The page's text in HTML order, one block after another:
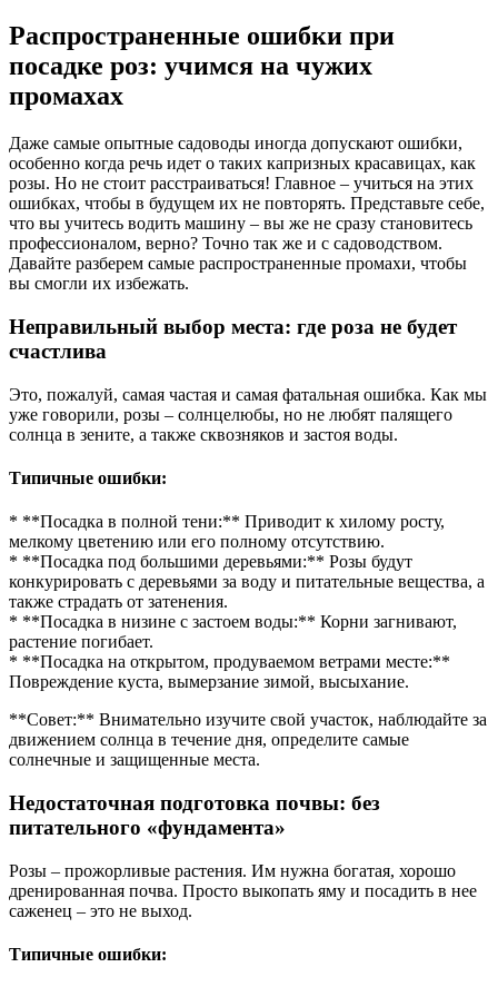
Распространенные ошибки при
посадке роз: учимся на чужих
промахах
Даже самые опытные садоводы иногда допускают ошибки,
особенно когда речь идет о таких капризных красавицах, как
розы. Но не стоит расстраиваться! Главное – учиться на этих
ошибках, чтобы в будущем их не повторять. Представьте себе,
что вы учитесь водить машину – вы же не сразу становитесь
профессионалом, верно? Точно так же и с садоводством.
Давайте разберем самые распространенные промахи, чтобы
вы смогли их избежать.
Неправильный выбор места: где роза не будет
счастлива
Это, пожалуй, самая частая и самая фатальная ошибка. Как мы
уже говорили, розы – солнцелюбы, но не любят палящего
солнца в зените, а также сквозняков и застоя воды.
Типичные ошибки:
* **Посадка в полной тени:** Приводит к хилому росту,
мелкому цветению или его полному отсутствию.
* **Посадка под большими деревьями:** Розы будут
конкурировать с деревьями за воду и питательные вещества, а
также страдать от затенения.
* **Посадка в низине с застоем воды:** Корни загнивают,
растение погибает.
* **Посадка на открытом, продуваемом ветрами месте:**
Повреждение куста, вымерзание зимой, высыхание.
**Совет:** Внимательно изучите свой участок, наблюдайте за
движением солнца в течение дня, определите самые
солнечные и защищенные места.
Недостаточная подготовка почвы: без
питательного «фундамента»
Розы – прожорливые растения. Им нужна богатая, хорошо
дренированная почва. Просто выкопать яму и посадить в нее
саженец – это не выход.
Типичные ошибки: